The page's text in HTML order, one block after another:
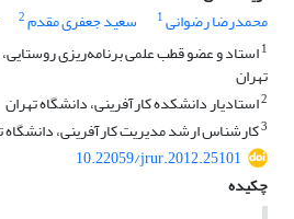
محمدرضا رضوانی1 سعید جعفری مقدم2
1استاد و عضو قطب علمی برنامه‌ریزی
تهران
2استادیار دانشکده کارآفرینی، دانشگاه تهران
3کارشناس‌ ارشد مدیریت کارآفرینی، دانشگاه
10.22059/jrur.2012.25101
چکیده